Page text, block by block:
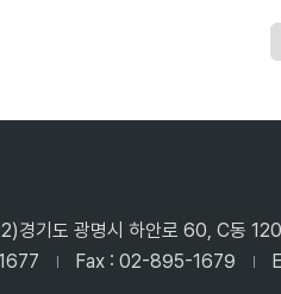
경기도 광명시 하안로 60, C동
Fax : 02-895-1679